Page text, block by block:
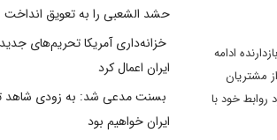
بازدارنده ادامه
مشتریان
روابط خود با
حشد الشعبی را به تعویق انداخت
خزانه‌داری آمریکا تحریم‌های
ایران اعمال کرد
بسنت مدعی شد: به زودی شاهد
ایران خواهیم بود